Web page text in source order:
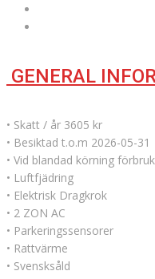
GENERAL
• Skatt / år 3605 kr
• Besiktad t.o.m 2026-05-31
• Vid blandad körning
• Luftfjädring
• Elektrisk Dragkrok
• 2 ZON AC
• Parkeringssensorer
• Rattvärme
• Svensksåld